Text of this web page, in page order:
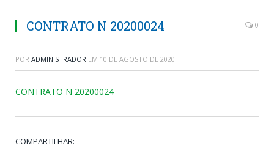
CONTRATO N 20200024 0
POR ADMINISTRADOR EM 10 DE AGOSTO DE 2020
CONTRATO N 20200024
COMPARTILHAR: